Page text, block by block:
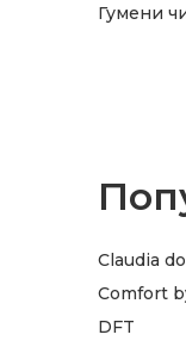
Гумени
Claudia
Comfort
DFT